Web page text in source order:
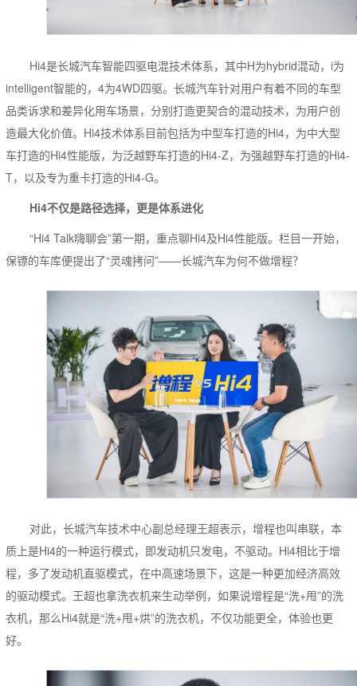
Hi4是长城汽车智能四驱电混技术体系，其中H为hybrid混动，i为
intelligent智能的，4为4WD四驱。长城汽车针对用户有着不同的车型
品类诉求和差异化用车场景，分别打造更契合的混动技术，为用户创
造最大化价值。Hi4技术体系目前包括为中型车打造的Hi4，为中大型
车打造的Hi4性能版，为泛越野车打造的Hi4-Z，为强越野车打造的Hi4-
T，以及专为重卡打造的Hi4-G。
Hi4不仅是路径选择，更是体系进化
“Hi4 Talk嗨聊会”第一期，重点聊Hi4及Hi4性能版。栏目一开始，
保镖的车库便提出了“灵魂拷问”——长城汽车为何不做增程？
对此，长城汽车技术中心副总经理王超表示，增程也叫串联，本
质上是Hi4的一种运行模式，即发动机只发电，不驱动。Hi4相比于增
程，多了发动机直驱模式，在中高速场景下，这是一种更加经济高效
的驱动模式。王超也拿洗衣机来生动举例，如果说增程是“洗+甩”的洗
衣机，那么Hi4就是“洗+甩+烘”的洗衣机，不仅功能更全，体验也更
好。